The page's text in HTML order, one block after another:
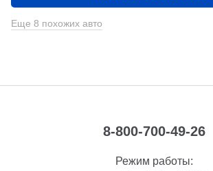
Еще 8 похожих авто
8-800-700-49-26
Режим работы: